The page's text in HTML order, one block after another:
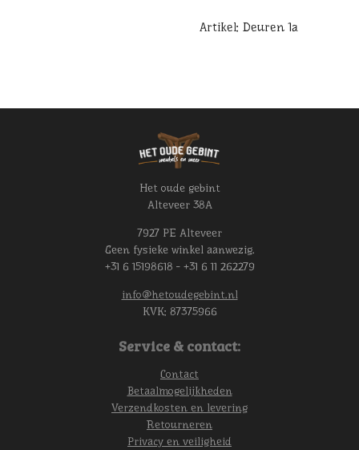
Artikel: Deuren 1a
Het oude gebint
Alteveer 38A
7927 PE Alteveer
Geen fysieke winkel aanwezig.
+31 6 15198618 - +31 6 11 262279
info@hetoudegebint.nl
KVK: 87375966
Service & contact:
Contact
Betaalmogelijkheden
Verzendkosten en levering
Retourneren
Privacy en veiligheid